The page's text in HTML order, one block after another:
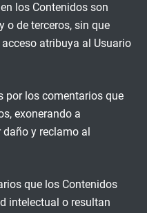
los Contenidos son
o de terceros, sin que
atribuya al Usuario
por los comentarios que
exonerando a
y reclamo al
que los Contenidos
intelectual o resultan